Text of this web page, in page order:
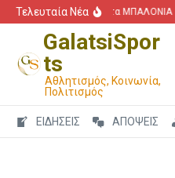
Μετάβαση στο περιεχόμενο
Τελευταία Νέα
“Πόλεμος” για τα ΜΠΑΛΟΝΙΑ
GalatsiSpor
ts
Αθλητισμός, Κοινωνία,
Πολιτισμός
ΕΙΔΗΣΕΙΣ ΑΠΟΨΕΙΣ